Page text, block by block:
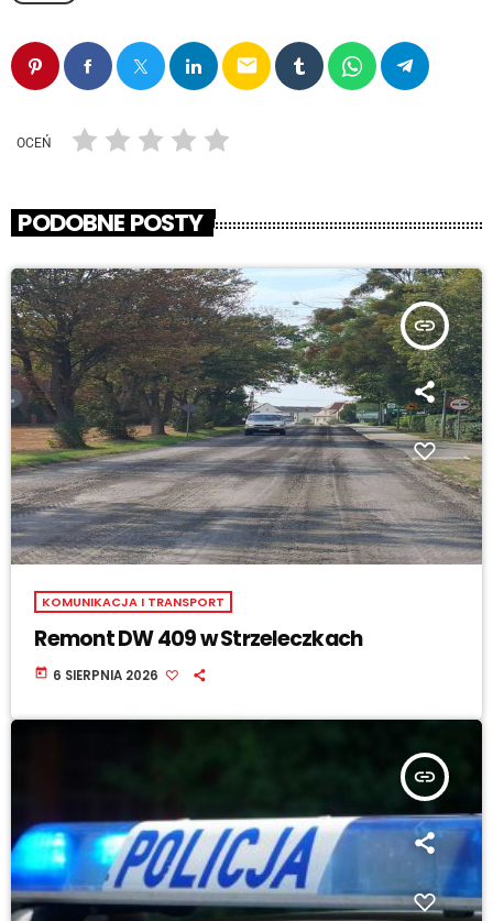
email
OCEŃ
PODOBNE POSTY
insert_link
KOMUNIKACJA I TRANSPORT
Remont DW 409 w Strzeleczkach
today 6 SIERPNIA 2026
insert_link